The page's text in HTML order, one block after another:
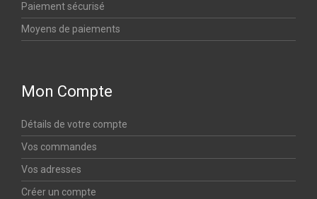
Paiement sécurisé
Moyens de paiements
Mon Compte
Détails de votre compte
Vos commandes
Vos adresses
Créer un compte